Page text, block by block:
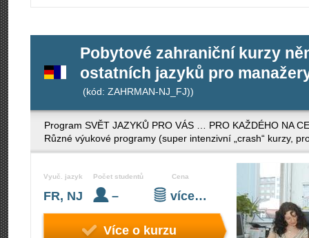
Pobytové zahraniční kurzy
ostatních jazyků pro
(kód: ZAHRMAN-NJ_FJ))
Program SVĚT JAZYKŮ PRO VÁS … PRO KAŽDÉHO NA
Různé výukové programy (super intenzivní „crash“ kurzy,
Vyuč. jazyk
FR, NJ
Počet studentů
–
Cena
více…
Více o kurzu